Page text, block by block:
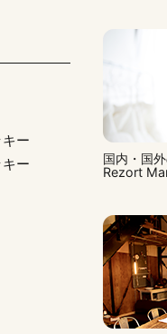
ー
ー
国内・国
Rezort